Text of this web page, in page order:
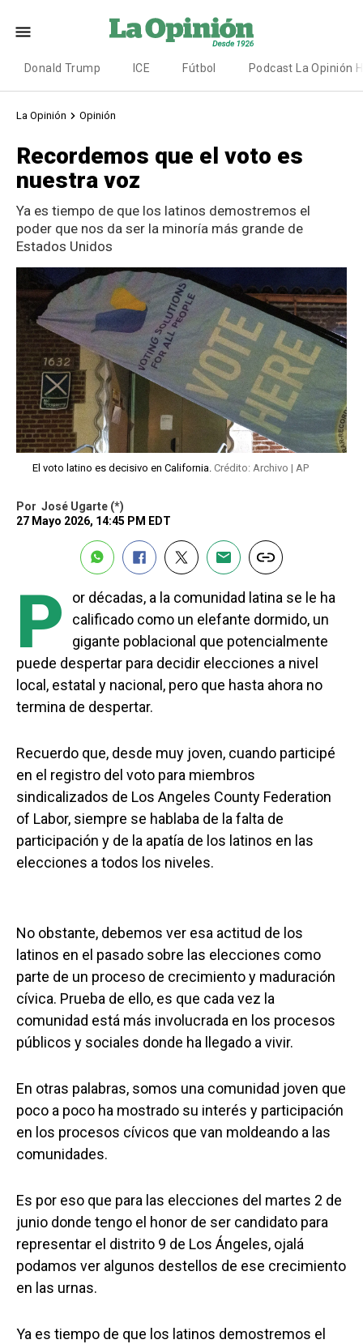
Donald Trump ICE Fútbol Podcast La Opinión
La Opinión Opinión
Recordemos que el voto es
nuestra voz
Ya es tiempo de que los latinos demostremos el
poder que nos da ser la minoría más grande de
Estados Unidos
El voto latino es decisivo en California. Crédito: Archivo | AP
Por José Ugarte (*)
27 Mayo 2026, 14:45 PM EDT
P
or décadas, a la comunidad latina se le ha
calificado como un elefante dormido, un
gigante poblacional que potencialmente
puede despertar para decidir elecciones a nivel
local, estatal y nacional, pero que hasta ahora no
termina de despertar.
Recuerdo que, desde muy joven, cuando participé
en el registro del voto para miembros
sindicalizados de Los Angeles County Federation
of Labor, siempre se hablaba de la falta de
participación y de la apatía de los latinos en las
elecciones a todos los niveles.
No obstante, debemos ver esa actitud de los
latinos en el pasado sobre las elecciones como
parte de un proceso de crecimiento y maduración
cívica. Prueba de ello, es que cada vez la
comunidad está más involucrada en los procesos
públicos y sociales donde ha llegado a vivir.
En otras palabras, somos una comunidad joven que
poco a poco ha mostrado su interés y participación
en los procesos cívicos que van moldeando a las
comunidades.
Es por eso que para las elecciones del martes 2 de
junio donde tengo el honor de ser candidato para
representar el distrito 9 de Los Ángeles, ojalá
podamos ver algunos destellos de ese crecimiento
en las urnas.
Ya es tiempo de que los latinos demostremos el